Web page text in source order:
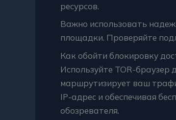
ресурсов.
Важно использовать
площадки. Проверяйте
Как обойти блокировку
Используйте TOR-браузер
маршрутизирует ваш
IP-адрес и обеспечивая
обозревателя.